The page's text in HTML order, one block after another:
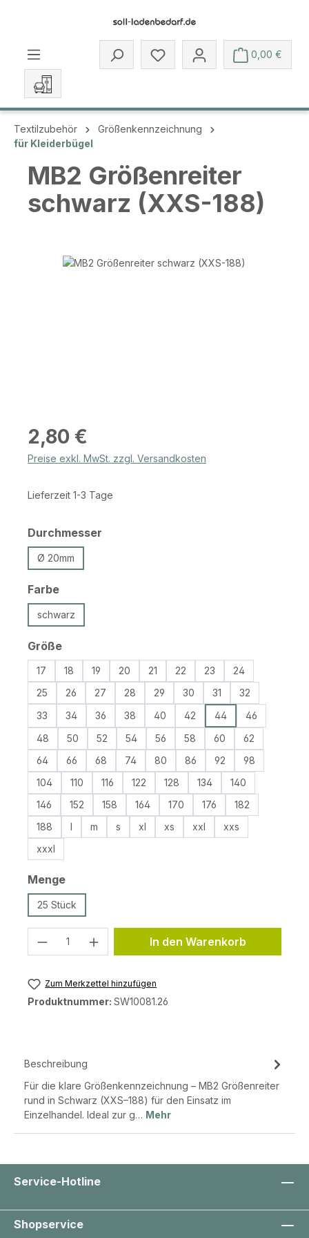
Du hast 0 Produkte auf dem
0,00 €
Textilzubehör
Größenkennzeichnung
für Kleiderbügel
MB2 Größenreiter
schwarz (XXS-188)
Bildergalerie überspringen
Regulärer Preis:
2,80 €
Preise exkl. MwSt. zzgl. Versandkosten
Lieferzeit 1-3 Tage
Durchmesser
Ø 20mm
Farbeauswählen
schwarz
Größeauswählen
17 18 19 20 21 22 23
24
25
26 27 28 29 30 31
32
33
34 36 38 40 42 44
46
48
50 52 54 56 58 60
62
64
66 68 74 80 86 92
98
104
110 116 122 128 134
140
146
152 158 164 170 176
182
188
l m s xl xs xxl
xxs
xxxl
Mengeauswählen
25 Stück
Produkt Anzahl: Gib den
In den Warenkorb
Zum Merkzettel hinzufügen
Produktnummer: SW10081.26
Beschreibung
Für die klare Größenkennzeichnung – MB2 Größenreiter
rund in Schwarz (XXS–188) für den Einsatz im
Einzelhandel. Ideal zur g… Mehr
Service-Hotline
Shopservice